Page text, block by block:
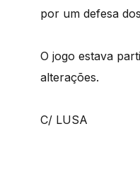
por um defesa
O jogo estava
alterações.
C/ LUSA